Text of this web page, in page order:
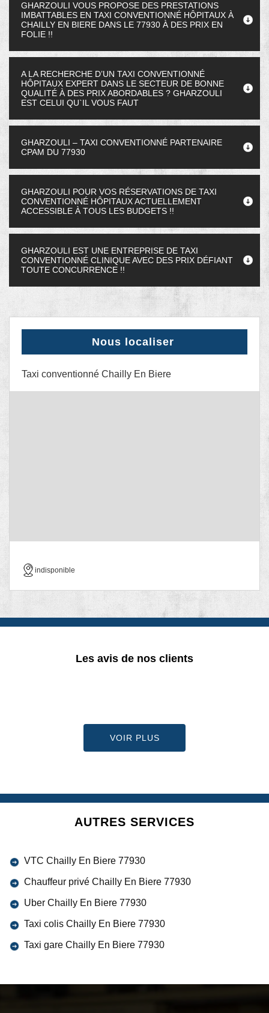
GHARZOULI VOUS PROPOSE DES PRESTATIONS
IMBATTABLES EN TAXI CONVENTIONNÉ HÔPITAUX À
CHAILLY EN BIERE DANS LE 77930 À DES PRIX EN
FOLIE !!
A LA RECHERCHE D’UN TAXI CONVENTIONNÉ
HÔPITAUX EXPERT DANS LE SECTEUR DE BONNE
QUALITÉ À DES PRIX ABORDABLES ? GHARZOULI
EST CELUI QU`IL VOUS FAUT
GHARZOULI – TAXI CONVENTIONNÉ PARTENAIRE
CPAM DU 77930
GHARZOULI POUR VOS RÉSERVATIONS DE TAXI
CONVENTIONNÉ HÔPITAUX ACTUELLEMENT
ACCESSIBLE À TOUS LES BUDGETS !!
GHARZOULI EST UNE ENTREPRISE DE TAXI
CONVENTIONNÉ CLINIQUE AVEC DES PRIX DÉFIANT
TOUTE CONCURRENCE !!
Nous localiser
Taxi conventionné Chailly En Biere
indisponible
Les avis de nos clients
VOIR PLUS
AUTRES SERVICES
VTC Chailly En Biere 77930
Chauffeur privé Chailly En Biere 77930
Uber Chailly En Biere 77930
Taxi colis Chailly En Biere 77930
Taxi gare Chailly En Biere 77930